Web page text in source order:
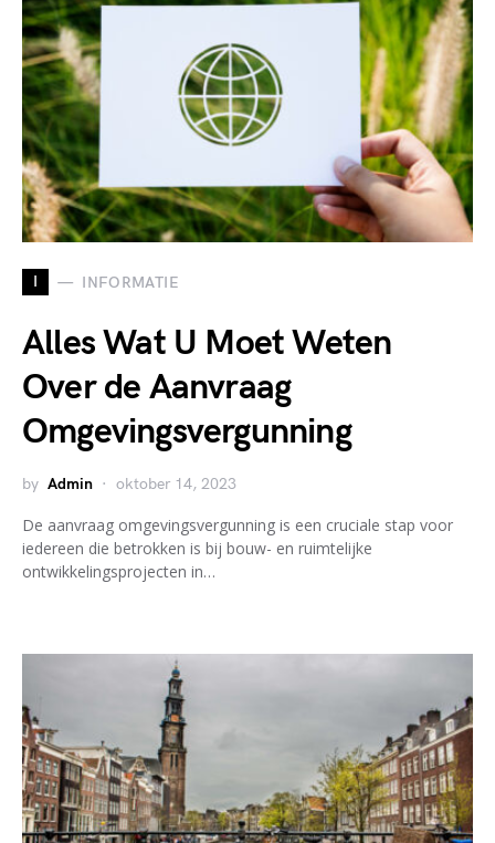
I INFORMATIE
Alles Wat U Moet Weten
Over de Aanvraag
Omgevingsvergunning
by Admin oktober 14, 2023
De aanvraag omgevingsvergunning is een cruciale stap voor
iedereen die betrokken is bij bouw- en ruimtelijke
ontwikkelingsprojecten in…